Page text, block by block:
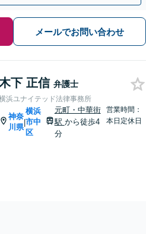
メールでお問い合わせ
下 正信 弁護士
浜ユナイテッド法律事務所
神奈
川県
|
横浜
市中
区
元町・中華街
駅 から徒歩4
分
営業時間：
本日定休日